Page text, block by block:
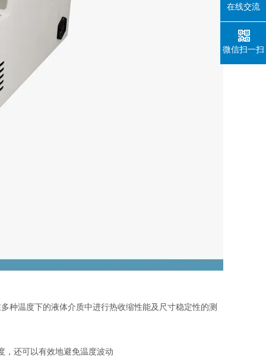
种温度下的液体介质中进行热收缩性能及尺寸稳定性的测
，还可以有效地避免温度波动
在线交流
微信扫一扫